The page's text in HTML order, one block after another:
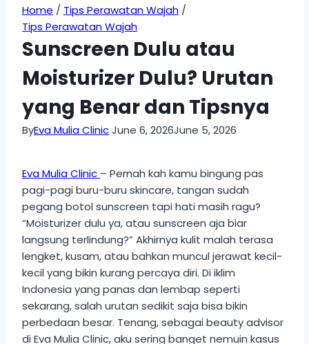
Home / Tips Perawatan Wajah /
Tips Perawatan Wajah
Sunscreen Dulu atau
Moisturizer Dulu? Urutan
yang Benar dan Tipsnya
ByEva Mulia ClinicJune 6, 2026June 5, 2026
Eva Mulia Clinic – Pernah kah kamu bingung pas
pagi-pagi buru-buru skincare, tangan sudah
pegang botol sunscreen tapi hati masih ragu?
“Moisturizer dulu ya, atau sunscreen aja biar
langsung terlindung?” Akhirnya kulit malah terasa
lengket, kusam, atau bahkan muncul jerawat kecil-
kecil yang bikin kurang percaya diri. Di iklim
Indonesia yang panas dan lembap seperti
sekarang, salah urutan sedikit saja bisa bikin
perbedaan besar. Tenang, sebagai beauty advisor
di Eva Mulia Clinic, aku sering banget nemuin kasus